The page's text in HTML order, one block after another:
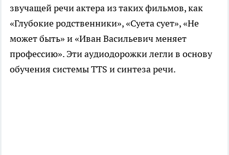
звучащей речи актера из таких фильмов, как
«Глубокие родственники», «Суета сует», «Не
может быть» и «Иван Васильевич меняет
профессию». Эти аудиодорожки легли в основу
обучения системы TTS и синтеза речи.